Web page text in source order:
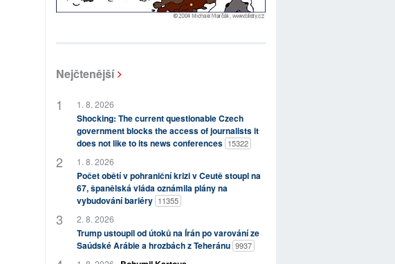
Nejčtenější
1. 8. 2026
Shocking: The current questionable Czech
government blocks the access of journalists it
does not like to its news conferences 15322
1. 8. 2026
Počet obětí v pohraniční krizi v Ceutě stoupl na
67, španělská vláda oznámila plány na
vybudování bariéry 11355
2. 8. 2026
Trump ustoupil od útoků na Írán po varování ze
Saúdské Arábie a hrozbách z Teheránu 9937